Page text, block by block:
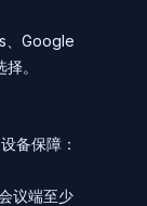
、Google
。
备保障：
议端至少